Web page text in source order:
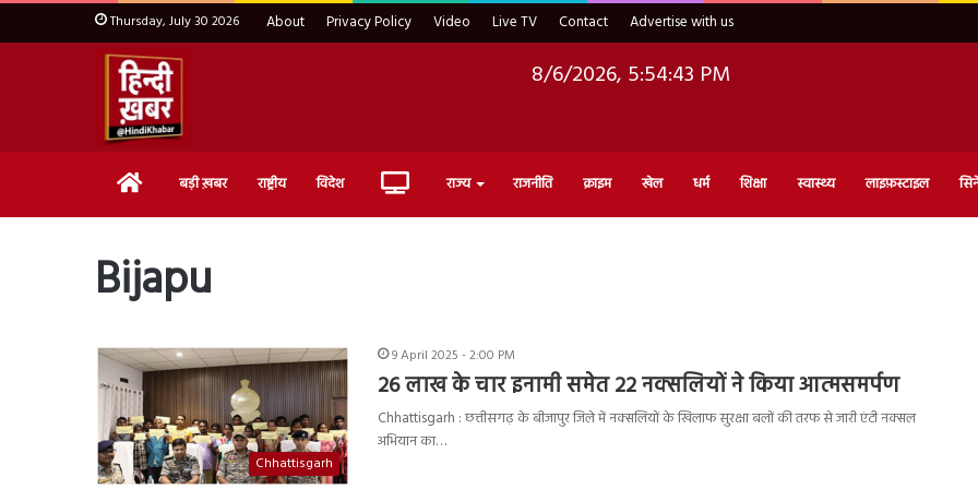
Thursday, July 30 2026 About Privacy Policy Video Live TV Contact Advertise with us
8/6/2026, 5:54:44 PM
Home बड़ी ख़बर राष्ट्रीय विदेश Live राज्य राजनीति क्राइम खेल धर्म शिक्षा स्वास्थ्य लाइफ़स्टाइल
Bijapu
Chhattisgarh
9 April 2025 - 2:00 PM
26 लाख के चार इनामी समेत 22 नक्सलियों ने किया आत्मसमर्पण
Chhattisgarh : छत्तीसगढ़ के बीजापुर जिले में नक्सलियों के खिलाफ सुरक्षा बलों की तरफ से जारी एंटी नक्सल
अभियान का…